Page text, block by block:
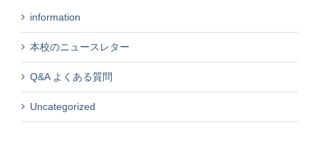
information
本校のニュースレター
Q&A よくある質問
Uncategorized